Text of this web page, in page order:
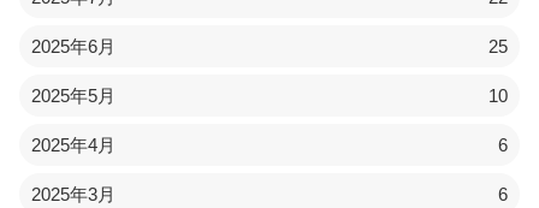
2025年6月 25
2025年5月 10
2025年4月 6
2025年3月 6